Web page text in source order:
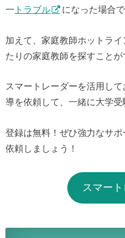
一 トラブル になった場合で
加えて、家庭教師ホットラ
たりの家庭教師を探すことが
スマートレーダーを活用し
導を依頼して、一緒に大学受
登録は無料！ぜひ強力なサ
依頼しましょう！
スマー